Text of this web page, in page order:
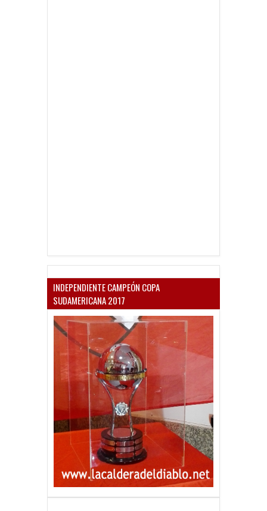
INDEPENDIENTE CAMPEÓN COPA
SUDAMERICANA 2017